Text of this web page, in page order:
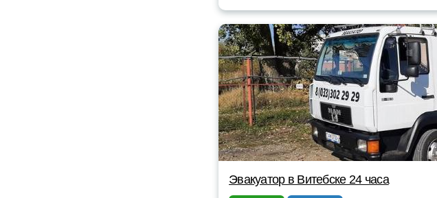
Эвакуатор в Витебске 24 часа